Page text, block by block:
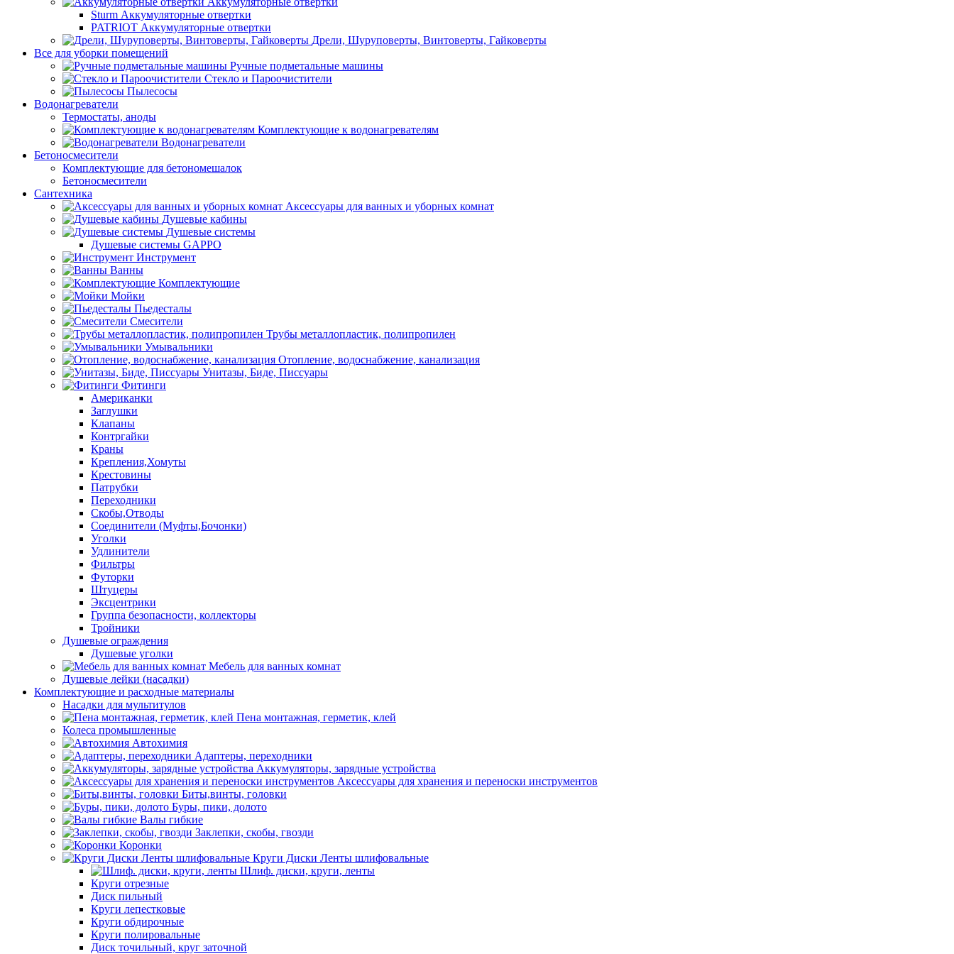
Sturm Аккумуляторные отвертки
PATRIOT Аккумуляторные отвертки
Дрели, Шуруповерты, Винтоверты, Гайковерты
Все для уборки помещений
Ручные подметальные машины
Стекло и Пароочистители
Пылесосы
Водонагреватели
Термостаты, аноды
Комплектующие к водонагревателям
Водонагреватели
Бетоносмесители
Комплектующие для бетономешалок
Бетоносмесители
Сантехника
Аксессуары для ванных и уборных комнат
Душевые кабины
Душевые системы
Душевые системы GAPPO
Инструмент
Ванны
Комплектующие
Мойки
Пьедесталы
Смесители
Трубы металлопластик, полипропилен
Умывальники
Отопление, водоснабжение, канализация
Унитазы, Биде, Писсуары
Фитинги
Американки
Заглушки
Клапаны
Контргайки
Краны
Крепления,Хомуты
Крестовины
Патрубки
Переходники
Скобы,Отводы
Соединители (Муфты,Бочонки)
Уголки
Удлинители
Фильтры
Футорки
Штуцеры
Эксцентрики
Группа безопасности, коллекторы
Тройники
Душевые ограждения
Душевые уголки
Мебель для ванных комнат
Душевые лейки (насадки)
Комплектующие и расходные материалы
Насадки для мультитулов
Пена монтажная, герметик, клей
Колеса промышленные
Автохимия
Адаптеры, переходники
Аккумуляторы, зарядные устройства
Аксессуары для хранения и переноски инструментов
Биты,винты, головки
Буры, пики, долото
Валы гибкие
Заклепки, скобы, гвозди
Коронки
Круги Диски Ленты шлифовальные
Шлиф. диски, круги, ленты
Круги отрезные
Диск пильный
Круги лепестковые
Круги обдирочные
Круги полировальные
Диск точильный, круг заточной